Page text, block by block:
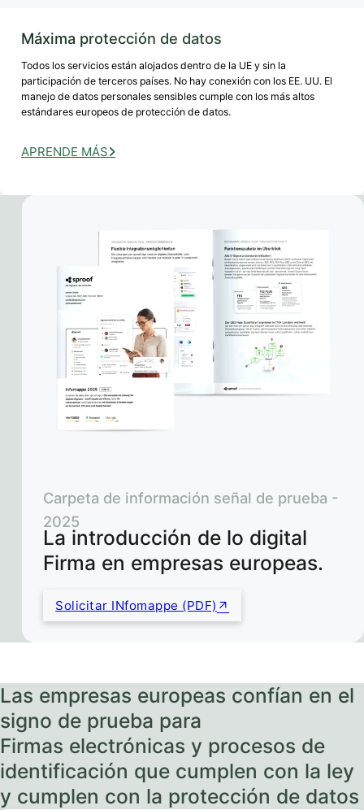
Máxima protección de datos
Todos los servicios están alojados dentro de la UE y sin la
participación de terceros países. No hay conexión con los EE. UU. El
manejo de datos personales sensibles cumple con los más altos
estándares europeos de protección de datos.
APRENDE MÁS
La introducción de lo digital
Firma en empresas europeas.
Carpeta de información señal de prueba -
2025
Solicitar INfomappe (PDF)
Las empresas europeas confían en el
signo de prueba para
Firmas electrónicas y procesos de
identificación que cumplen con la ley
y cumplen con la protección de datos